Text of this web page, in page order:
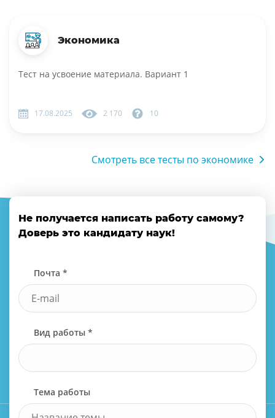
Экономика
Тест на усвоение материала. Вариант 1
17.08.2025 2 170 10
Смотреть все тесты по экономике
Не получается написать работу самому?
Доверь это кандидату наук!
Почта *
Вид работы *
Тема работы